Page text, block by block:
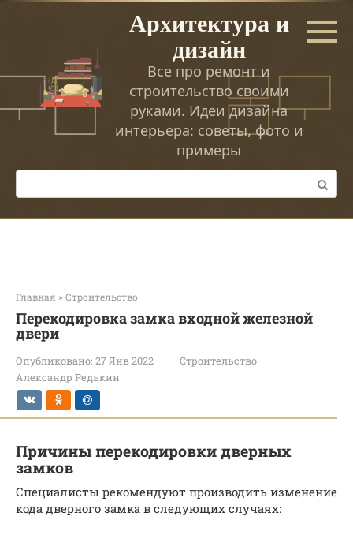
Перейти
Архитектура и
дизайн
Все про ремонт и
строительство своими
руками. Идеи дизайна
интерьера: советы, фото и
примеры
Поиск:
Главная » Строительство
Перекодировка замка входной железной
двери
Опубликовано: 27 Янв 2022
Строительство
Александр Редькин
Причины перекодировки дверных
замков
Специалисты рекомендуют производить изменение
кода дверного замка в следующих случаях: